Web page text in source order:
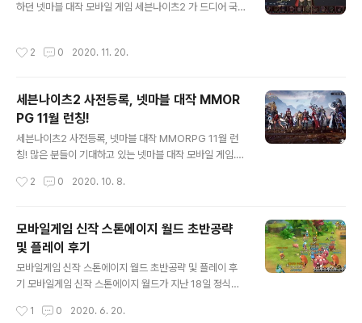
하던 넷마블 대작 모바일 게임 세븐나이츠2 가 드디어 국
찌 아느냐? 애플 앱스토어 런칭 6시간 만에 매출 1위 / 양
듯 전작의 20년 후 세계관을 그리면서 세븐나이츠 루디를
찾아 나서는 여명 용병단 이야기로 시작하게 되는데, 언리
얼 엔진4를 기반으로 하면서 그래픽 퀄리티가 가히 압권이
라는 말이 어울릴 정도의 수준을 보여주고 있는게 특징이
전해드릴게요. 앞서 언급했지만, ..
2 0 2020. 11. 20.
세븐나이츠2 사전등록, 넷마블 대작 MMOR
PG 11월 런칭!
세븐나이츠2 사전등록, 넷마블 대작 MMORPG 11월 런
칭! 많은 분들이 기대하고 있는 넷마블 대작 모바일 게임.
아는 분들도 있겠지만 지난 7일에는 온라인 쇼케이스 역시
는 전 세계 이용자 수를 자랑하는 전작 세븐나이츠를 잇는
후속작은 과연 어떤 모습을 보이고 있을까요? 그 내용과 함
께 사전등록에 대한 정보를 간단히 정리해 보겠습니다. 세
븐나이츠2 는 전작의 20년 뒤 이야기를 담고 있는게 특징
입니다. 그렇다 보니 기존 캐릭터들이 그대로 등장하기도
된 영상을 보고 있으면 무언가 궁금증을 자아내는 전개가
2 0 2020. 10. 8.
모바일게임 신작 스톤에이지 월드 초반공략
및 플레이 후기
모바일게임 신작 스톤에이지 월드 초반공략 및 플레이 후
기 모바일게임 신작 스톤에이지 월드가 지난 18일 정식으
석에 대한 소식을 접하고 있던지라 곧장 궁금한 마음에 설
1 0 2020. 6. 20.